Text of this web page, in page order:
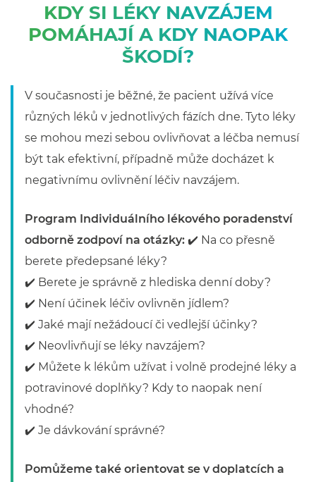
KDY SI LÉKY NAVZÁJEM
POMÁHAJÍ A KDY NAOPAK
ŠKODÍ?
V současnosti je běžné, že pacient užívá více
různých léků v jednotlivých fázích dne. Tyto léky
se mohou mezi sebou ovlivňovat a léčba nemusí
být tak efektivní, případně může docházet k
negativnímu ovlivnění léčiv navzájem.
Program Individuálního lékového poradenství
odborně zodpoví na otázky: ✔️ Na co přesně
berete předepsané léky?
✔️ Berete je správně z hlediska denní doby?
✔️ Není účinek léčiv ovlivněn jídlem?
✔️ Jaké mají nežádoucí či vedlejší účinky?
✔️ Neovlivňují se léky navzájem?
✔️ Můžete k lékům užívat i volně prodejné léky a
potravinové doplňky? Kdy to naopak není
vhodné?
✔️ Je dávkování správné?
Pomůžeme také orientovat se v doplatcích a